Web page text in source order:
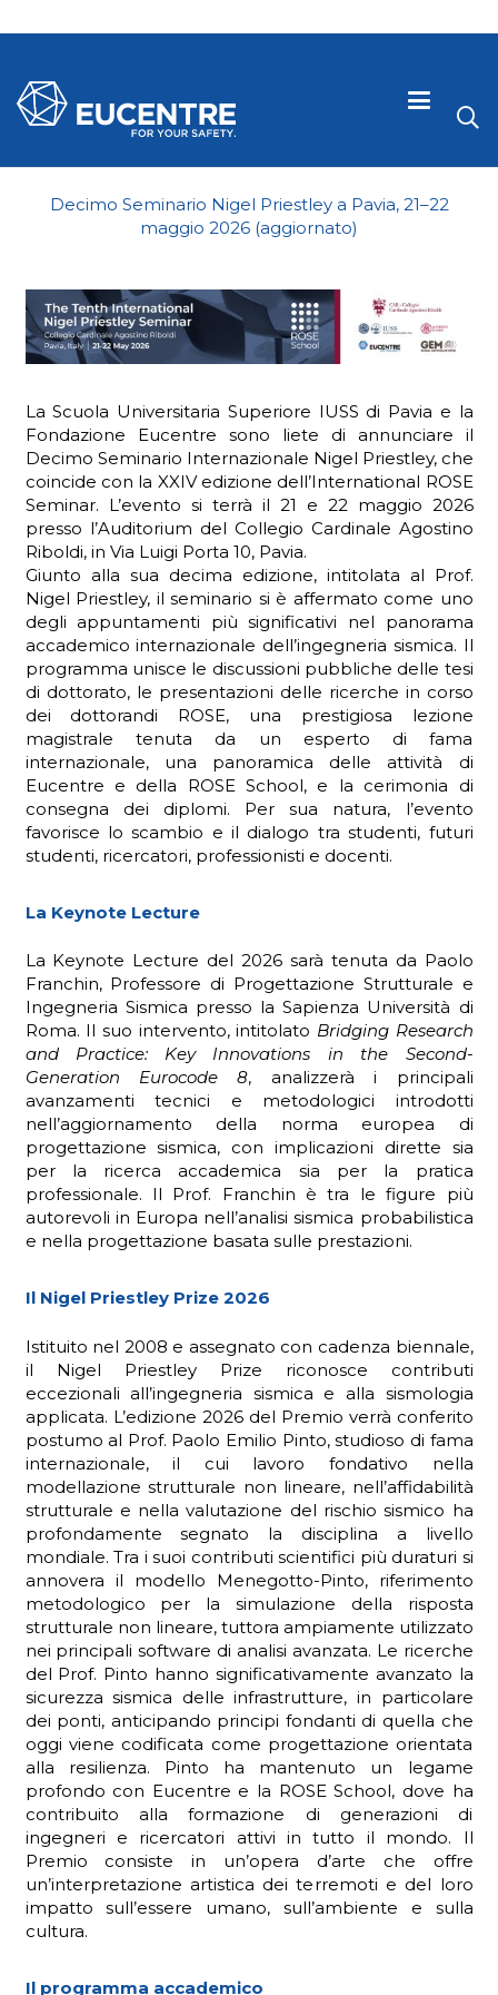
Decimo Seminario Nigel Priestley a Pavia, 21–22
maggio 2026 (aggiornato)
La Scuola Universitaria Superiore IUSS di Pavia e la
Fondazione Eucentre sono liete di annunciare il
Decimo Seminario Internazionale Nigel Priestley, che
coincide con la XXIV edizione dell’International ROSE
Seminar. L’evento si terrà il 21 e 22 maggio 2026
presso l’Auditorium del Collegio Cardinale Agostino
Riboldi, in Via Luigi Porta 10, Pavia.
Giunto alla sua decima edizione, intitolata al Prof.
Nigel Priestley, il seminario si è affermato come uno
degli appuntamenti più significativi nel panorama
accademico internazionale dell’ingegneria sismica. Il
programma unisce le discussioni pubbliche delle tesi
di dottorato, le presentazioni delle ricerche in corso
dei dottorandi ROSE, una prestigiosa lezione
magistrale tenuta da un esperto di fama
internazionale, una panoramica delle attività di
Eucentre e della ROSE School, e la cerimonia di
consegna dei diplomi. Per sua natura, l’evento
favorisce lo scambio e il dialogo tra studenti, futuri
studenti, ricercatori, professionisti e docenti.
La Keynote Lecture
La Keynote Lecture del 2026 sarà tenuta da Paolo
Franchin, Professore di Progettazione Strutturale e
Ingegneria Sismica presso la Sapienza Università di
Roma. Il suo intervento, intitolato Bridging Research
and Practice: Key Innovations in the Second-
Generation Eurocode 8, analizzerà i principali
avanzamenti tecnici e metodologici introdotti
nell’aggiornamento della norma europea di
progettazione sismica, con implicazioni dirette sia
per la ricerca accademica sia per la pratica
professionale. Il Prof. Franchin è tra le figure più
autorevoli in Europa nell’analisi sismica probabilistica
e nella progettazione basata sulle prestazioni.
Il Nigel Priestley Prize 2026
Istituito nel 2008 e assegnato con cadenza biennale,
il Nigel Priestley Prize riconosce contributi
eccezionali all’ingegneria sismica e alla sismologia
applicata. L’edizione 2026 del Premio verrà conferito
postumo al Prof. Paolo Emilio Pinto, studioso di fama
internazionale, il cui lavoro fondativo nella
modellazione strutturale non lineare, nell’affidabilità
strutturale e nella valutazione del rischio sismico ha
profondamente segnato la disciplina a livello
mondiale. Tra i suoi contributi scientifici più duraturi si
annovera il modello Menegotto-Pinto, riferimento
metodologico per la simulazione della risposta
strutturale non lineare, tuttora ampiamente utilizzato
nei principali software di analisi avanzata. Le ricerche
del Prof. Pinto hanno significativamente avanzato la
sicurezza sismica delle infrastrutture, in particolare
dei ponti, anticipando principi fondanti di quella che
oggi viene codificata come progettazione orientata
alla resilienza. Pinto ha mantenuto un legame
profondo con Eucentre e la ROSE School, dove ha
contribuito alla formazione di generazioni di
ingegneri e ricercatori attivi in tutto il mondo. Il
Premio consiste in un’opera d’arte che offre
un’interpretazione artistica dei terremoti e del loro
impatto sull’essere umano, sull’ambiente e sulla
cultura.
Il programma accademico